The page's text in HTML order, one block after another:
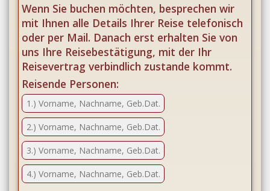
Wenn Sie buchen möchten, besprechen wir
mit Ihnen alle Details Ihrer Reise telefonisch
oder per Mail. Danach erst erhalten Sie von
uns Ihre Reisebestätigung, mit der Ihr
Reisevertrag verbindlich zustande kommt.
Reisende Personen: